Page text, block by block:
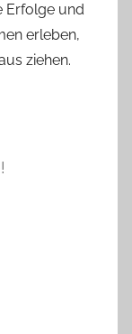
Erfolge und
erleben,
ziehen.